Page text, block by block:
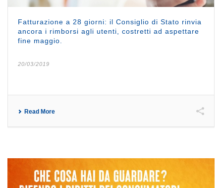
Fatturazione a 28 giorni: il Consiglio di Stato rinvia
ancora i rimborsi agli utenti, costretti ad aspettare
fine maggio.
20/03/2019
Read More